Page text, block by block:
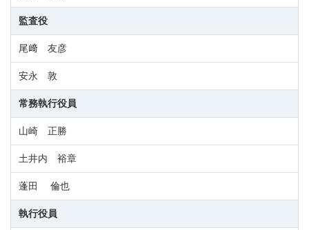
監査役
尾﨑 友彦
安永 敦
常務執行役員
山崎 正勝
土井内 裕章
蓬田 倫也
執行役員